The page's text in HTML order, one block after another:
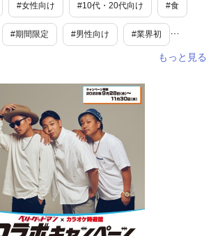
#女性向け #10代・20代向け #食
#期間限定 #男性向け #業界初